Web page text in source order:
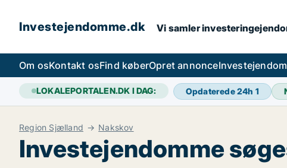
Investejendomme.dk Vi samler
Om osKontakt osFind køberOpret annonce
LOKALEPORTALEN.DK I DAG: Opdaterede 24h 1
Region Sjælland Nakskov
Investejendomme